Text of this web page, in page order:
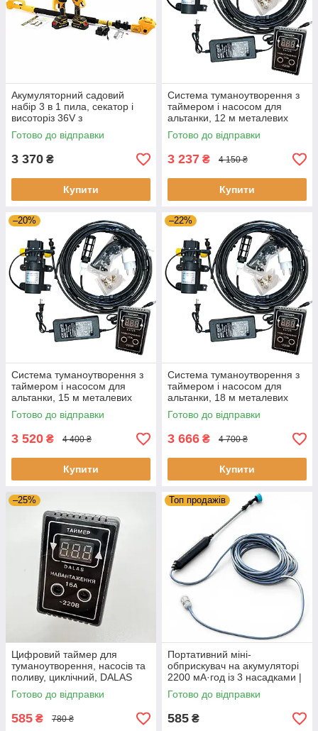
Акумуляторний садовий
набір 3 в 1 пила, секатор і
висоторіз 36V з
телескопічною штангою
Готово до відправки
3 370 ₴
Купити
Система туманоутворення з
таймером і насосом для
альтанки, 12 м металевих
форсунок, дрібний туман
Готово до відправки
3 237 ₴ 4 150 ₴
Купити
–20%
Система туманоутворення з
таймером і насосом для
альтанки, 15 м металевих
форсунок, дрібний туман
Готово до відправки
3 520 ₴ 4 400 ₴
Купити
–22%
Система туманоутворення з
таймером і насосом для
альтанки, 18 м металевих
форсунок, дрібний туман
Готово до відправки
3 666 ₴ 4 700 ₴
Купити
–25%
Цифровий таймер для
туманоутворення, насосів та
поливу, циклічний, DALAS
16А, реле керування
навантаженням
Готово до відправки
585 ₴ 780 ₴
Топ продажів
Портативний міні-
обприскувач на акумуляторі
2200 мА·год із 3 насадками |
Шланг 5 метрів, пряма ручка
Готово до відправки
585 ₴